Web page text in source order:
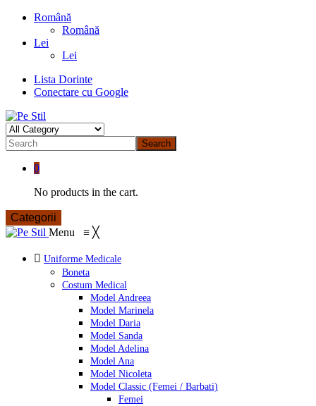
Română
Română
Lei
Lei
Lista Dorinte
Conectare cu Google
Search
0
No products in the cart.
Categorii
Menu ≡ ╳
Uniforme Medicale
Boneta
Costum Medical
Model Andreea
Model Marinela
Model Daria
Model Sanda
Model Adelina
Model Ana
Model Nicoleta
Model Classic (Femei / Barbati)
Femei